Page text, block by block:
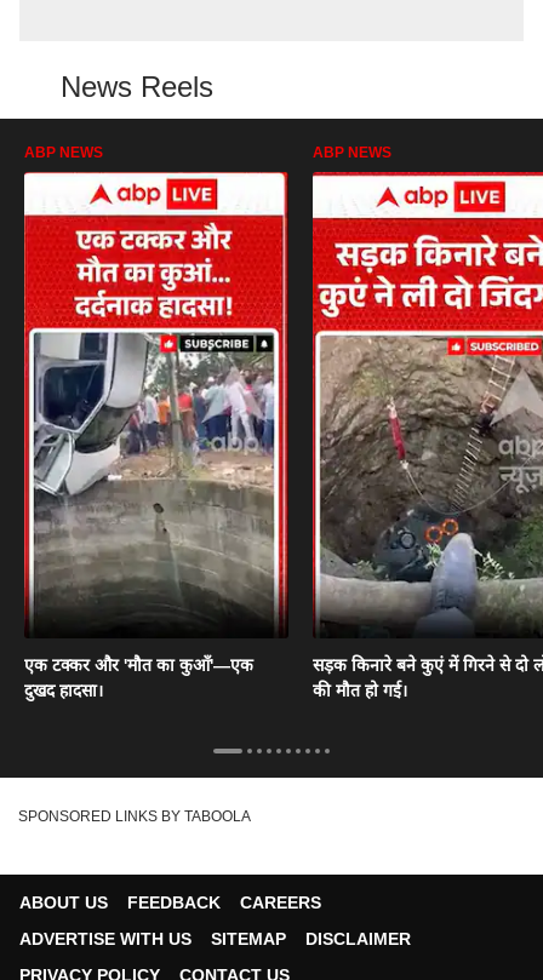
News Reels
ABP NEWS
एक टक्कर और 'मौत का कुआँ'—एक
दुखद हादसा।
ABP NEWS
सड़क किनारे बने कुएं में गिरने से दो
की मौत हो गई।
SPONSORED LINKS BY TABOOLA
ABOUT US FEEDBACK
CAREERS
ADVERTISE WITH US
SITEMAP
DISCLAIMER
PRIVACY POLICY
CONTACT US